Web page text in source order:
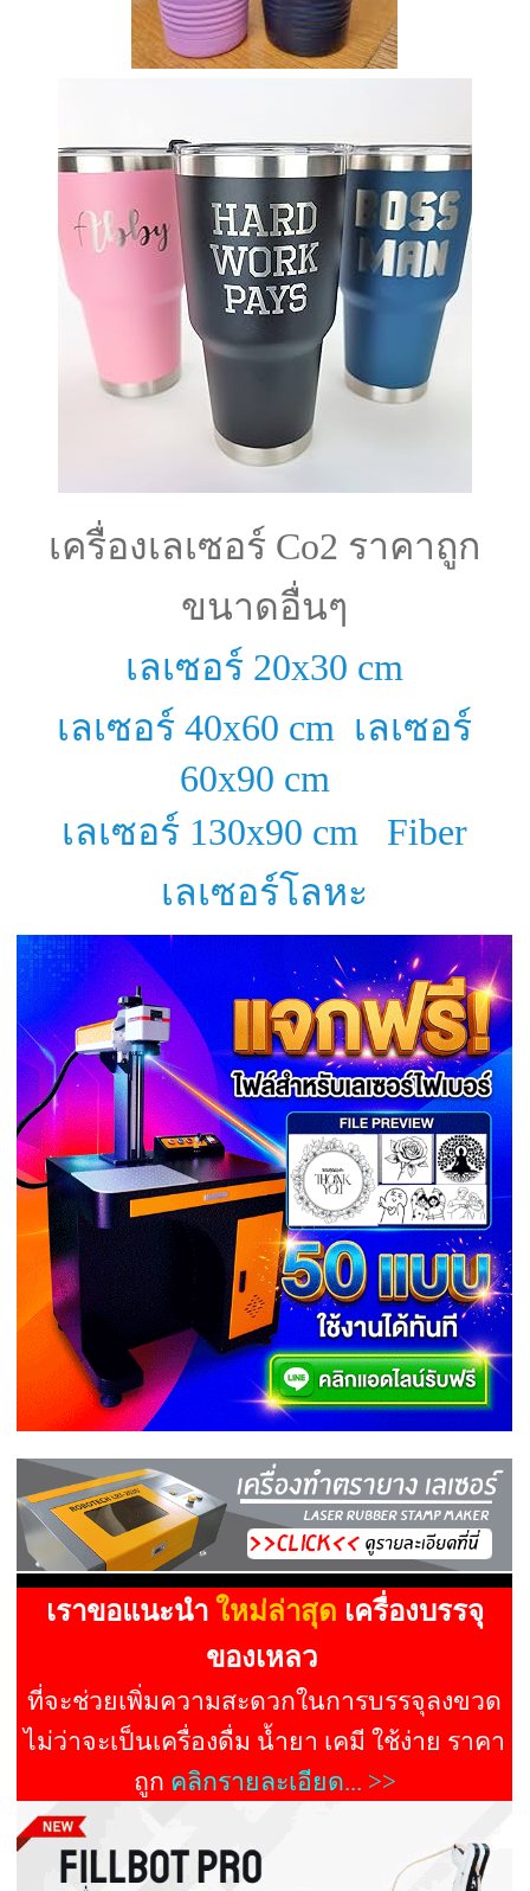
เครื่องเลเซอร์ Co2 ราคาถูก
ขนาดอื่นๆ
เลเซอร์ 20x30 cm
เลเซอร์ 40x60 cm เลเซอร์
60x90 cm
เลเซอร์ 130x90 cm
Fiber
เลเซอร์โลหะ
เราขอแนะนำ ใหม่ล่าสุด เครื่องบรรจุ
ของเหลว
ที่จะช่วยเพิ่มความสะดวกในการบรรจุลงขวด
ไม่ว่าจะเป็นเครื่องดื่ม น้ำยา เคมี ใช้ง่าย ราคา
ถูก คลิกรายละเอียด... >>